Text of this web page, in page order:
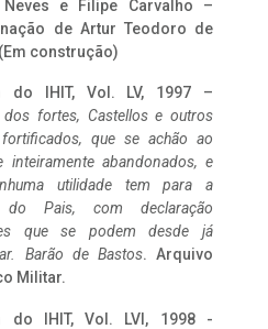
e Filipe Carvalho –
de Artur Teodoro de
construção)
do IHIT, Vol. LV, 1997 –
dos fortes, Castellos e outros
que se achão ao
inteiramente abandonados, e
utilidade tem para a
do Pais, com declaração
que se podem desde já
Barão de Bastos. Arquivo
Militar.
do IHIT, Vol. LVI, 1998 -